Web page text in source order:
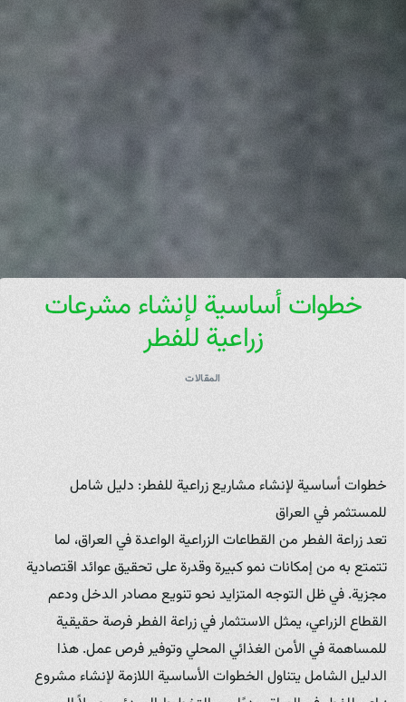
خطوات أساسية لإنشاء مشرعات
زراعية للفطر
المقالات
خطوات أساسية لإنشاء مشاريع زراعية للفطر: دليل شامل
للمستثمر في العراق
تعد زراعة الفطر من القطاعات الزراعية الواعدة في العراق، لما
تتمتع به من إمكانات نمو كبيرة وقدرة على تحقيق عوائد اقتصادية
مجزية. في ظل التوجه المتزايد نحو تنويع مصادر الدخل ودعم
القطاع الزراعي، يمثل الاستثمار في زراعة الفطر فرصة حقيقية
للمساهمة في الأمن الغذائي المحلي وتوفير فرص عمل. هذا
الدليل الشامل يتناول الخطوات الأساسية اللازمة لإنشاء مشروع